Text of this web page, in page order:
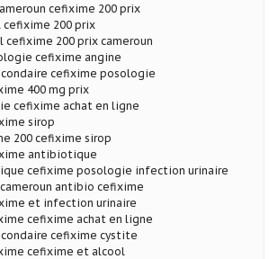
cefixime 200 prix
200 prix
200 prix cameroun
cefixime angine
cefixime posologie
400 mg prix
cefixime achat en ligne
sirop
200 cefixime sirop
antibiotique
cefixime posologie infection urinaire
antibio cefixime
et infection urinaire
cefixime achat en ligne
cefixime cystite
cefixime et alcool